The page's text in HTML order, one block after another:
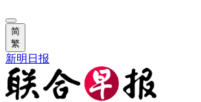
简
繁
新明日报